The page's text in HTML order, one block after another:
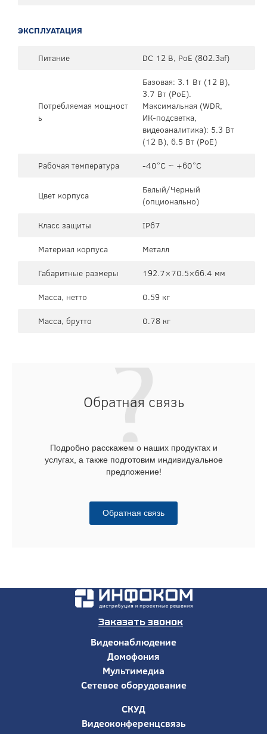
ЭКСПЛУАТАЦИЯ
Питание DC 12 В, PoE (802.3af)
Потребляемая мощност
ь
Базовая: 3.1 Вт (12 В),
3.7 Вт (PoE).
Максимальная (WDR,
ИК-подсветка,
видеоаналитика): 5.3 Вт
(12 В), 6.5 Вт (PoE)
Рабочая температура
-40°C ~ +60°C
Цвет корпуса
Белый/Черный
(опционально)
Класс защиты
IP67
Материал корпуса
Металл
Габаритные размеры
192.7×70.5×66.4 мм
Масса, нетто
0.59 кг
Масса, брутто
0.78 кг
Обратная связь
Подробно расскажем о наших продуктах и
услугах, а также подготовим индивидуальное
предложение!
Обратная связь
Заказать звонок
Видеонаблюдение
Домофония
Мультимедиа
Сетевое оборудование
СКУД
Видеоконференцсвязь